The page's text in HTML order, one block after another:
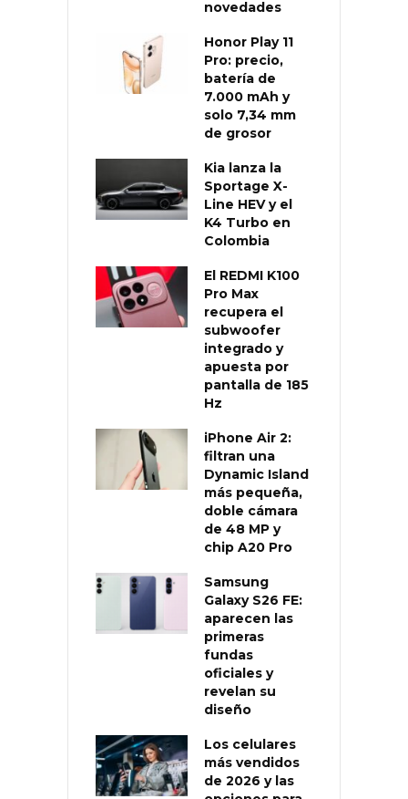
novedades
Honor Play 11
Pro: precio,
batería de
7.000 mAh y
solo 7,34 mm
de grosor
Kia lanza la
Sportage X-
Line HEV y el
K4 Turbo en
Colombia
El REDMI K100
Pro Max
recupera el
subwoofer
integrado y
apuesta por
pantalla de 185
Hz
iPhone Air 2:
filtran una
Dynamic Island
más pequeña,
doble cámara
de 48 MP y
chip A20 Pro
Samsung
Galaxy S26 FE:
aparecen las
primeras
fundas
oficiales y
revelan su
diseño
Los celulares
más vendidos
de 2026 y las